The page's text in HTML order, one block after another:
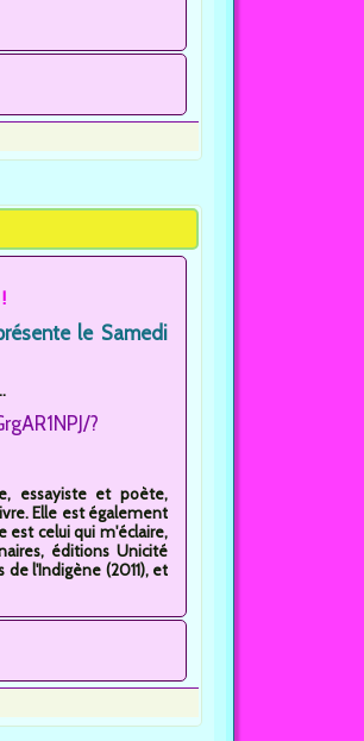
le Samedi
?
essayiste et poète,
Elle est également
est celui qui m'éclaire,
éditions Unicité
de l'Indigène (2011), et